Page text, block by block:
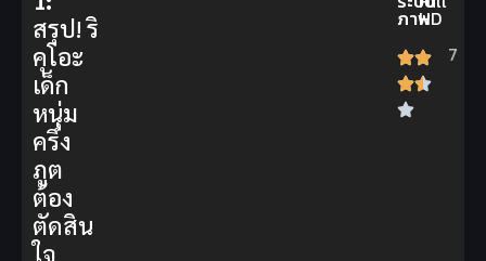
ภาพHD
7
สรุป! ริ
คุโอะ
เด็ก
หนุ่ม
ครึ่ง
ภูต
ต้อง
ตัดสิน
ใจ